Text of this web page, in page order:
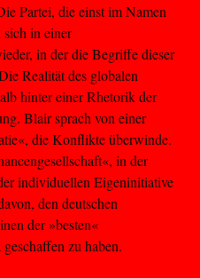
Partei, die einst im Namen
sich in einer
in der die Begriffe dieser
Realität des globalen
hinter einer Rhetorik der
Blair sprach von einer
die Konflikte überwinde.
in der
individuellen Eigeninitiative
den deutschen
der »besten«
zu haben.